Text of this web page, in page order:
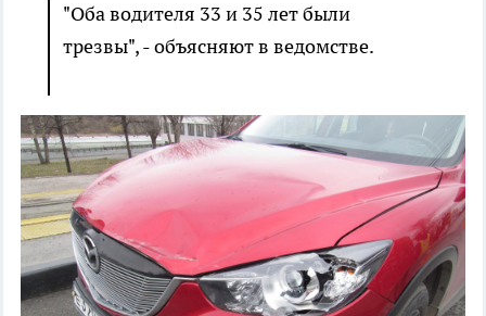
"Оба водителя 33 и 35 лет были
трезвы", - объясняют в ведомстве.